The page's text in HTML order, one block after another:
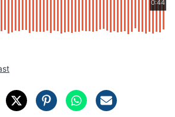
0:44